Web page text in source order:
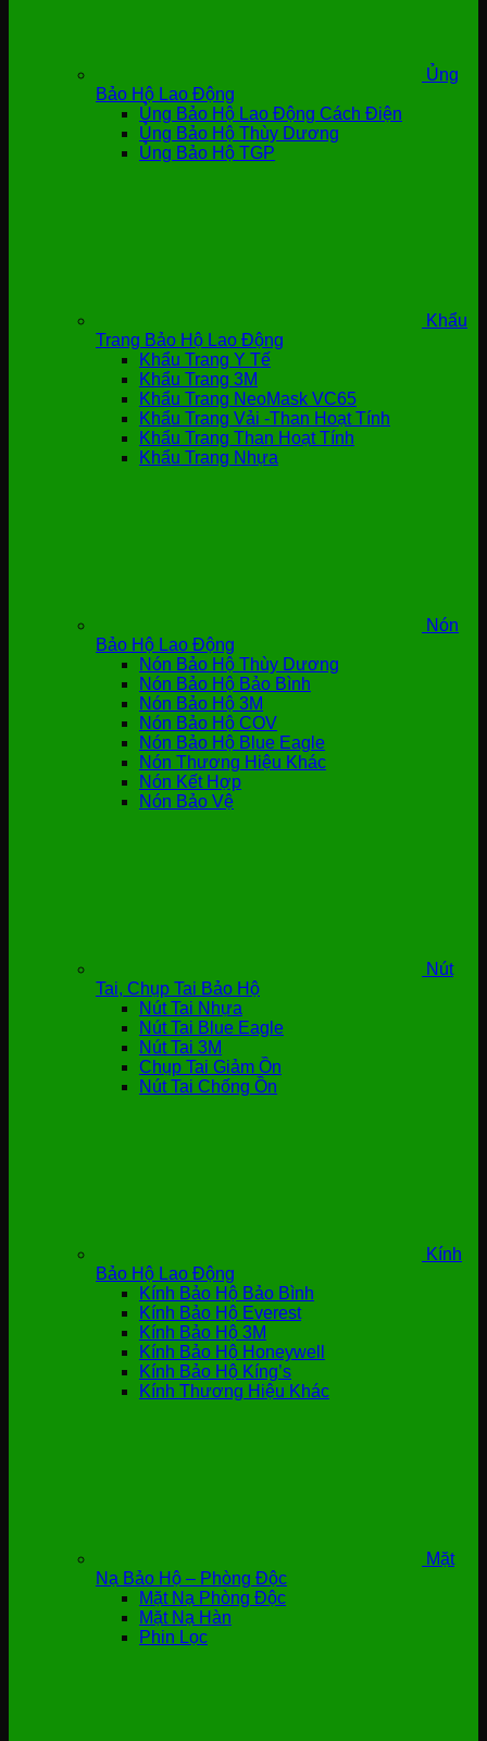
Ủng
Bảo Hộ Lao Động
Ủng Bảo Hộ Lao Động Cách Điện
Ủng Bảo Hộ Thùy Dương
Ủng Bảo Hộ TGP
Khẩu
Trang Bảo Hộ Lao Động
Khẩu Trang Y Tế
Khẩu Trang 3M
Khẩu Trang NeoMask VC65
Khẩu Trang Vải -Than Hoạt Tính
Khẩu Trang Than Hoạt Tính
Khẩu Trang Nhựa
Nón
Bảo Hộ Lao Động
Nón Bảo Hộ Thùy Dương
Nón Bảo Hộ Bảo Bình
Nón Bảo Hộ 3M
Nón Bảo Hộ COV
Nón Bảo Hộ Blue Eagle
Nón Thương Hiệu Khác
Nón Kết Hợp
Nón Bảo Vệ
Nút
Tai, Chụp Tai Bảo Hộ
Nút Tai Nhựa
Nút Tai Blue Eagle
Nút Tai 3M
Chụp Tai Giảm Ồn
Nút Tai Chống Ồn
Kính
Bảo Hộ Lao Động
Kính Bảo Hộ Bảo Bình
Kính Bảo Hộ Everest
Kính Bảo Hộ 3M
Kính Bảo Hộ Honeywell
Kính Bảo Hộ Kíng’s
Kính Thương Hiệu Khác
Mặt
Nạ Bảo Hộ – Phòng Độc
Mặt Nạ Phòng Độc
Mặt Nạ Hàn
Phin Lọc